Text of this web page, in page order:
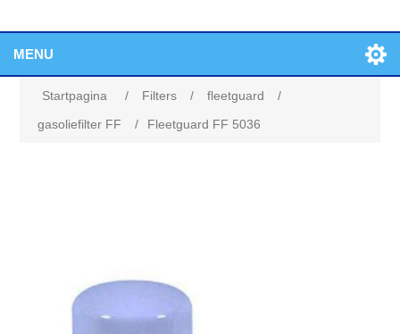
MENU
Startpagina / Filters / fleetguard
/
gasoliefilter FF
/ Fleetguard FF 5036